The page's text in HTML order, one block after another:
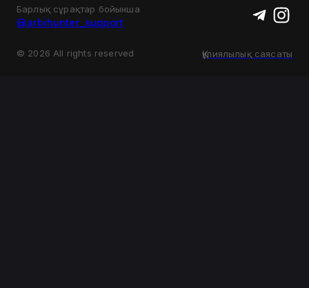
Барлық сұрақтар бойынша
@arbihunter_support
© 2026 All rights reserved Құпиялылық саясаты